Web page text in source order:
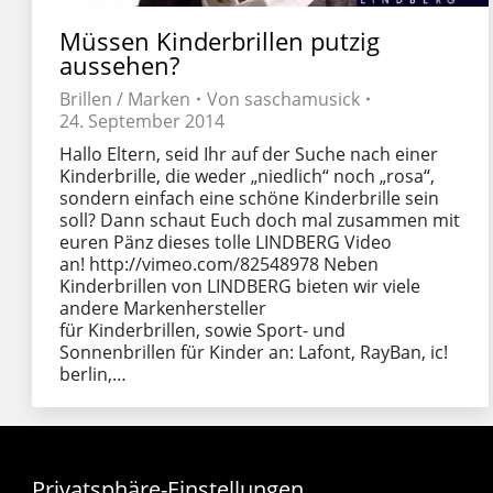
Müssen Kinderbrillen putzig
aussehen?
Brillen / Marken Von saschamusick
24. September 2014
Hallo Eltern, seid Ihr auf der Suche nach einer
Kinderbrille, die weder „niedlich“ noch „rosa“,
sondern einfach eine schöne Kinderbrille sein
soll? Dann schaut Euch doch mal zusammen mit
euren Pänz dieses tolle LINDBERG Video
an! http://vimeo.com/82548978 Neben
Kinderbrillen von LINDBERG bieten wir viele
andere Markenhersteller
für Kinderbrillen, sowie Sport- und
Sonnenbrillen für Kinder an: Lafont, RayBan, ic!
berlin,…